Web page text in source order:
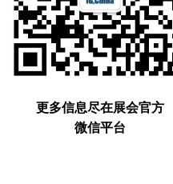
更多信息尽在展会官方
微信平台